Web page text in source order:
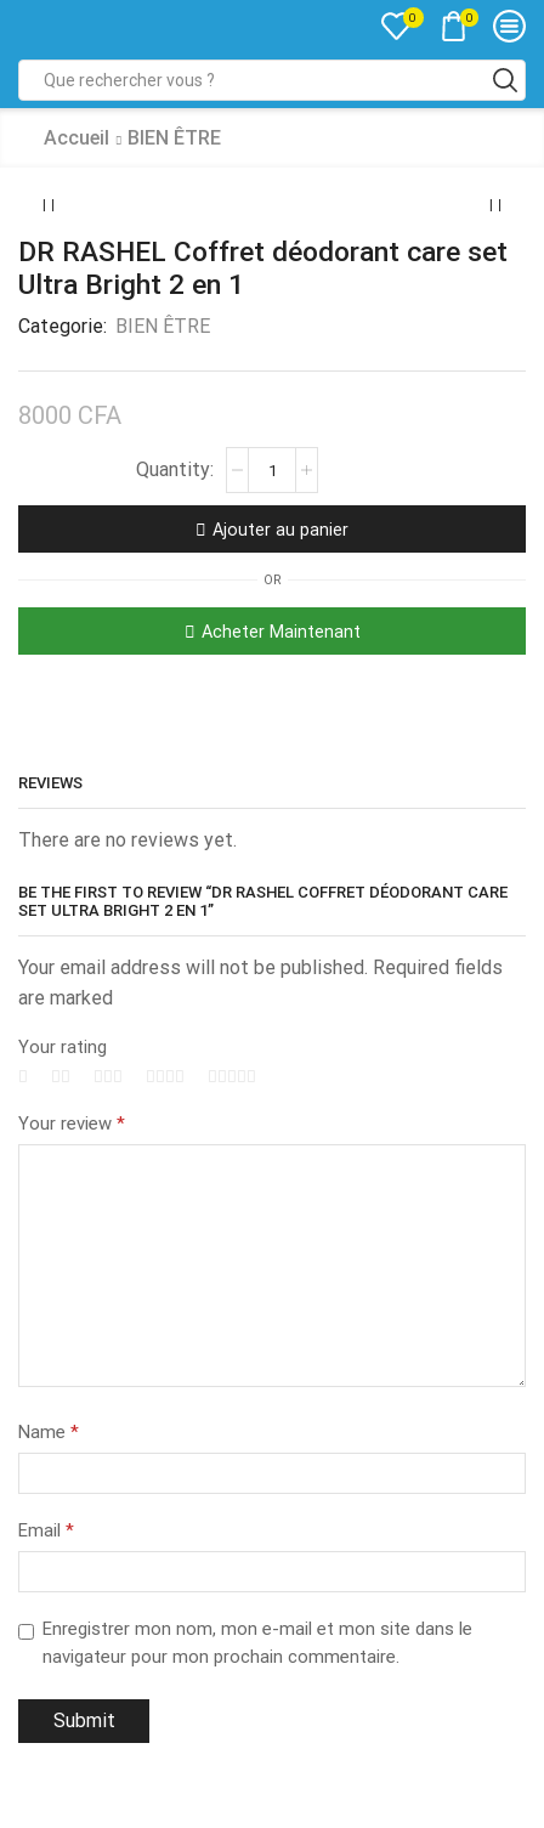
0 0
Accueil BIEN ÊTRE
DR RASHEL Coffret déodorant care set
Ultra Bright 2 en 1
Categorie: BIEN ÊTRE
8000 CFA
Ajouter au panier
OR
Acheter Maintenant
REVIEWS
There are no reviews yet.
BE THE FIRST TO REVIEW “DR RASHEL COFFRET DÉODORANT CARE
SET ULTRA BRIGHT 2 EN 1”
Your email address will not be published. Required fields
are marked
Your rating
Your review *
Name *
Email *
Enregistrer mon nom, mon e-mail et mon site dans le
navigateur pour mon prochain commentaire.